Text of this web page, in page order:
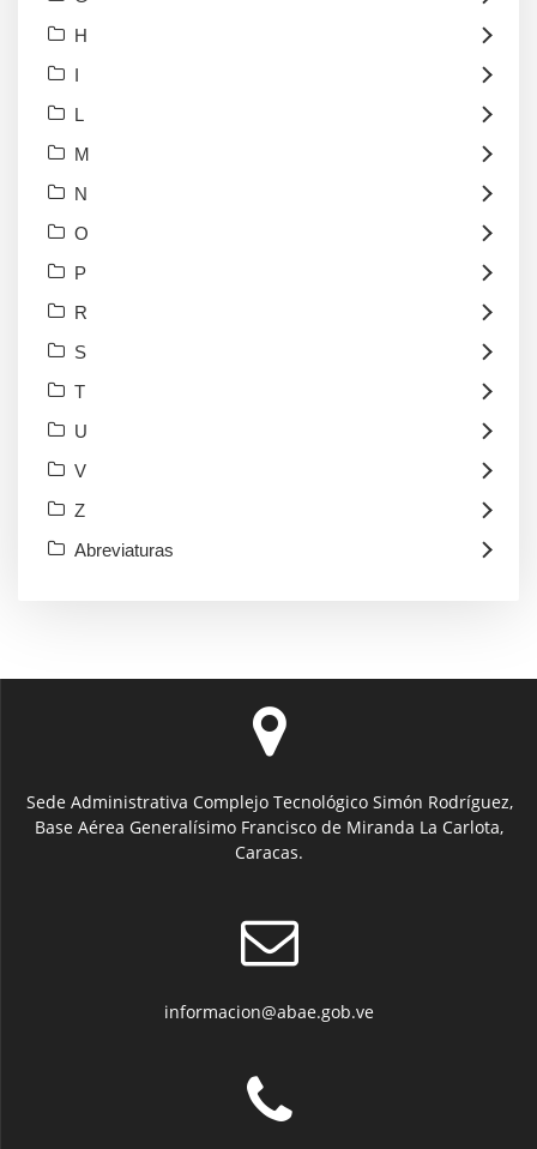
H
I
L
M
N
O
P
R
S
T
U
V
Z
Abreviaturas
Sede Administrativa Complejo Tecnológico Simón Rodríguez,
Base Aérea Generalísimo Francisco de Miranda La Carlota,
Caracas.
informacion@abae.gob.ve